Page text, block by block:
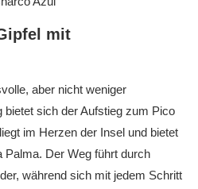
mit
aber nicht weniger
bietet sich der Aufstieg zum Pico
im Herzen der Insel und bietet
Palma. Der Weg führt durch
während sich mit jedem Schritt